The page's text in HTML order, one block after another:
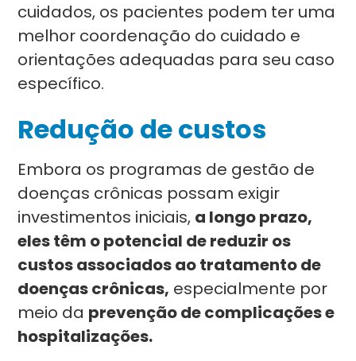
cuidados, os pacientes podem ter uma
melhor coordenação do cuidado e
orientações adequadas para seu caso
específico.
Redução de custos
Embora os programas de gestão de
doenças crônicas possam exigir
investimentos iniciais, a longo prazo,
eles têm o potencial de reduzir os
custos associados ao tratamento de
doenças crônicas, especialmente por
meio da prevenção de complicações e
hospitalizações.